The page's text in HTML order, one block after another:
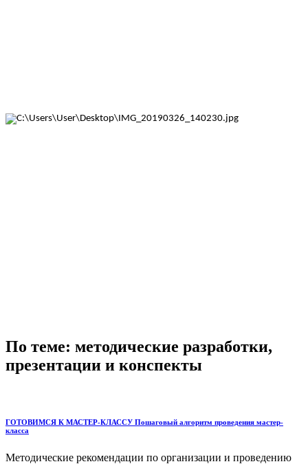
По теме: методические разработки,
презентации и конспекты
ГОТОВИМСЯ К МАСТЕР-КЛАССУ Пошаговый алгоритм проведения мастер-
класса
Методические рекомендации по организации и проведению